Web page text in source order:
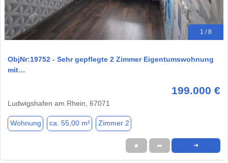
1 / 8
ObjNr:19752 - Sehr gepflegte 2 Zimmer Eigentumswohnung
mit…
199.000 €
Ludwigshafen am Rhein, 67071
Wohnung ca. 55,00 m² Zimmer 2
★ ➦ ➜